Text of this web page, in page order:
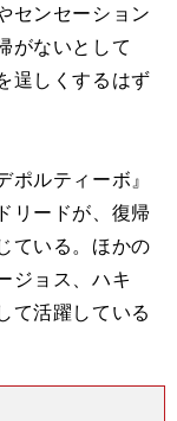
センセーション
がないとして
逞しくするはず
ルティーボ』
リードが、復帰
ている。ほかの
ジョス、ハキ
て活躍している